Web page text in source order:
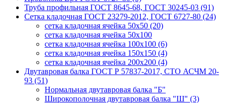
Труба профильная ГОСТ 8645-68, ГОСТ 30245-03 (91)
Сетка кладочная ГОСТ 23279-2012, ГОСТ 6727-80 (24)
сетка кладочная ячейка 50x50 (20)
сетка кладочная ячейка 50x100
сетка кладочная ячейка 100x100 (6)
сетка кладочная ячейка 150x150 (4)
сетка кладочная ячейка 200x200 (4)
Двутавровая балка ГОСТ Р 57837-2017, СТО АСЧМ 20-
93 (51)
Нормальная двутавровая балка "Б"
Широкополочная двутавровая балка "Ш" (3)